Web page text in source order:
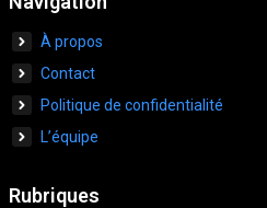
À propos
Contact
Politique de confidentialité
L’équipe
Rubriques